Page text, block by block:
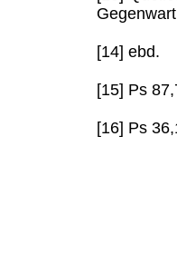
[14] ebd.
[15] Ps
[16] Ps